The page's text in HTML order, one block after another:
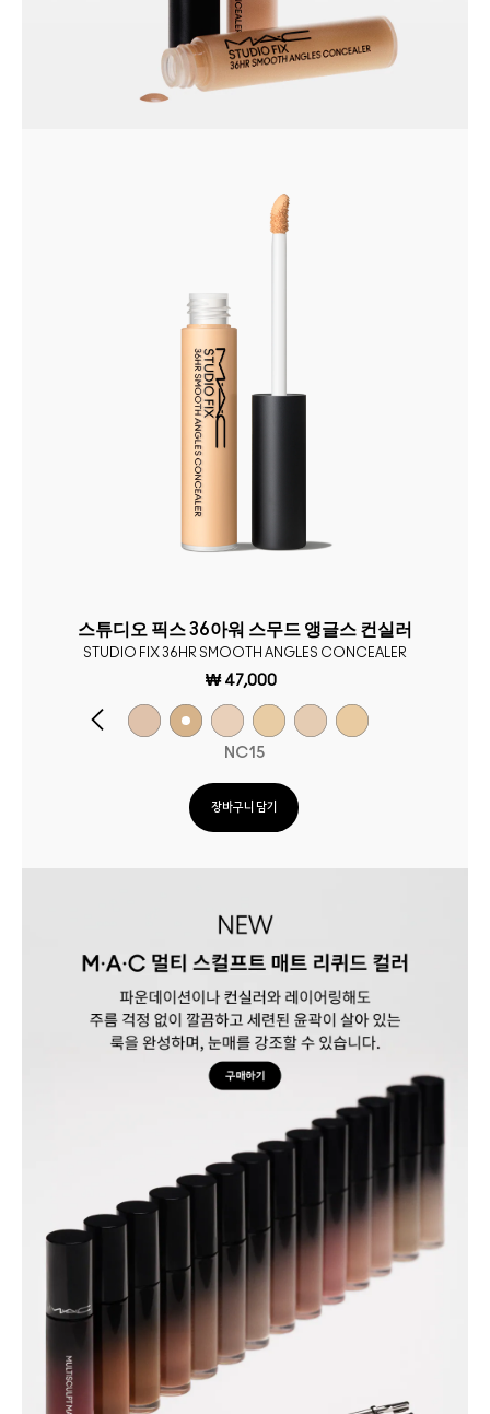
스튜디오 픽스 36아워 스무드 앵글스 컨실러
STUDIO FIX 36HR SMOOTH ANGLES CONCEALER
₩ 47,000
NC15
장바구니 담기